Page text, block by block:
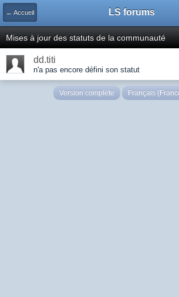
← Accueil LS forums
Mises à jour des statuts de la communauté
dd.titi
n'a pas encore défini son statut
Version complète Français